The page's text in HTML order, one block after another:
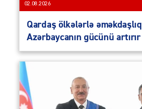
02.08.2026
Qardaş ölkələrlə əməkdaşlıq
Azərbaycanın gücünü artırır